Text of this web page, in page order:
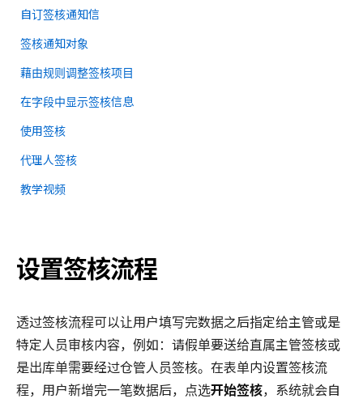
自订签核通知信
签核通知对象
藉由规则调整签核项目
在字段中显示签核信息
使用签核
代理人签核
教学视频
设置签核流程
透过签核流程可以让用户填写完数据之后指定给主管或是
特定人员审核内容，例如：请假单要送给直属主管签核或
是出库单需要经过仓管人员签核。在表单内设置签核流
程，用户新增完一笔数据后，点选开始签核，系统就会自